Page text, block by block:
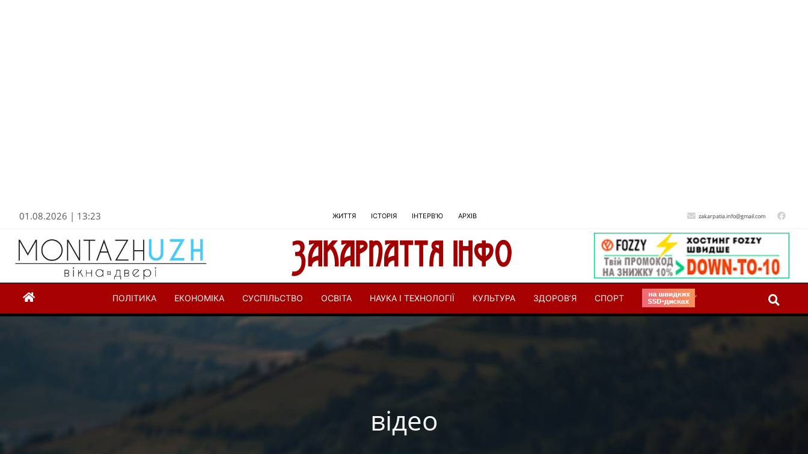
01.08.2026 | 13:23 ЖИТТЯ ІСТОРІЯ ІНТЕРВ’Ю АРХІВ zakarpatia.info@gmail.com
ПОЛІТИКА ЕКОНОМІКА СУСПІЛЬСТВО ОСВІТА НАУКА І ТЕХНОЛОГІЇ КУЛЬТУРА ЗДОРОВ’Я СПОРТ ‘
відео